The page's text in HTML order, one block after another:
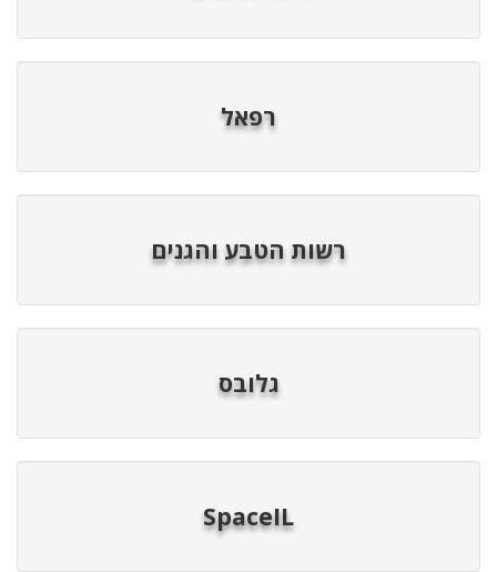
רפאל
רשות הטבע והגנים
גלובס
SpaceIL